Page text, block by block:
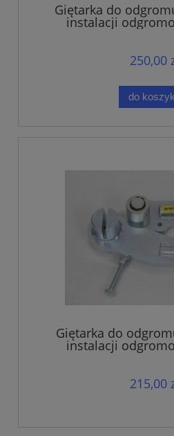
Giętarka do
instalacji
250,00
do
Giętarka do
instalacji
215,00